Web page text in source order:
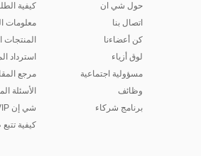
حول شي ان
اتصال بنا
كن أعضاءنا
لوق أزياء
مسؤولية اجتماعية
وظائف
برنامج شركاء
كيفية
معلومات
استرداد
مرجع
الأسئلة
شي إن VIP
كيفية